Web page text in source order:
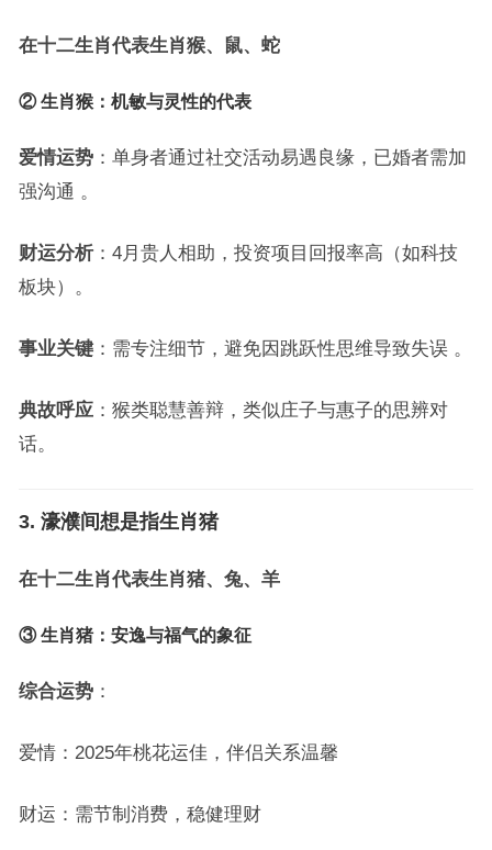
在十二生肖代表生肖猴、鼠、蛇
② 生肖猴：机敏与灵性的代表
爱情运势：单身者通过社交活动易遇良缘，已婚者需加
强沟通 。
财运分析：4月贵人相助，投资项目回报率高（如科技
板块）。
事业关键：需专注细节，避免因跳跃性思维导致失误 。
典故呼应：猴类聪慧善辩，类似庄子与惠子的思辨对
话。
3. 濠濮间想是指生肖猪
在十二生肖代表生肖猪、兔、羊
③ 生肖猪：安逸与福气的象征
综合运势：
爱情：2025年桃花运佳，伴侣关系温馨
财运：需节制消费，稳健理财